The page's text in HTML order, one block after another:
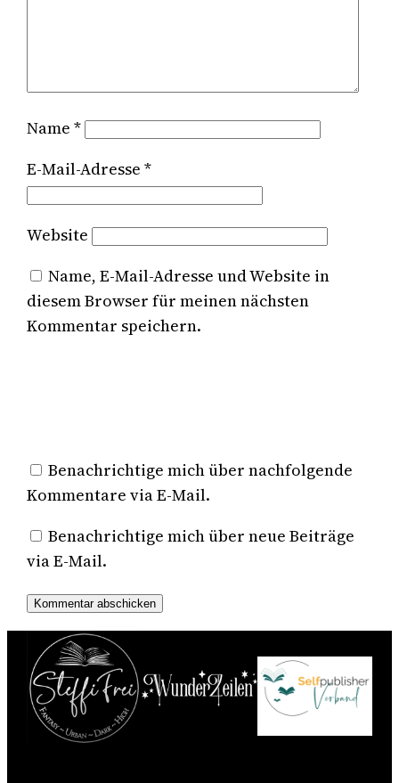
Name*
E-Mail-Adresse*
Website
Name, E-Mail-Adresse und Website in
diesem Browser für meinen nächsten
Kommentar speichern.
Benachrichtige mich über nachfolgende
Kommentare via E-Mail.
Benachrichtige mich über neue Beiträge
via E-Mail.